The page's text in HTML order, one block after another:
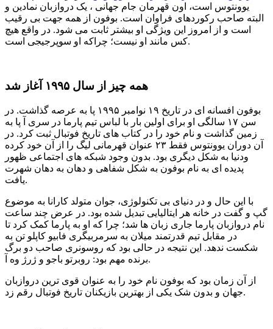
یوونتوس است، اون قهرمان جام جهانی ، یک دروازبان نمادین و
البته صاحب رکوردهای فراوان است. بوفون از همه جهت بی رقیب
است و از امروز این ویژگی او بیشتر ثابت می شود. در واقع هیچ
کس مانند او نیست؛ چراکه او سوپرجیجی است.
همه چیز از سال ۱۹۹۵ آغاز شد
بوفون افسانه ای در تاریخ ۱۹ نوامبر ۱۹۹۵ پا به عرصه گذاشت. در
سن ۱۷ سالگی او برای اولین بار با لباس تیم پارما در سری آ پا به
زمین گذاشت و نام خود را در کتاب های تاریخ فوتبال ثبت کرد. در
آن دوران یوونتوس فقط ۲۳ عنوان قهرمانی لیگ را از آن خود کرده
ودنیا به شکل دیگری بود. بدون وجود شبکه های اجتماعی ظهور
پدیده ای به نام بوفون به شکل شفاهی و دهان به دهان شهرت
یافت.
با این حال و در دنیای بی تکنولوژی، جوان متولد کارانا به موضوع
گپ و گفت در خانه هر ایتالیایی تبدیل شده بود. در عرض چند ساعت
نام دروازبان پارما جاری زبان ها شد؛ چرا که او به پارما کمک کرد تا
در مقابل تیم قدرتمند میلان به سرمربیگری فابیو کاپلو تن به
شکست ندهد. این نتیجه در حالی بود که روسونری صاحب دو برگ
برنده مهم بود: روبرتو باجو و ژرژ وه آ.
از آن زمان بود که بوفون نام خود را به عنوان قوی ترین دروازبان
جهان و بدون شک یکی از بهترین بازیکنان تاریخ فوتبال رقم زد.